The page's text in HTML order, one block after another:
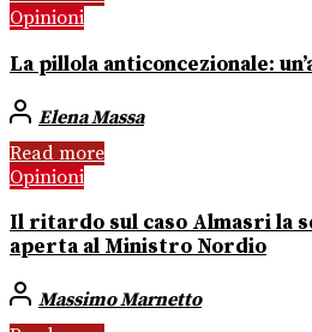
Opinioni
La pillola anticoncezionale:
Elena Massa
Read more
Opinioni
Il ritardo sul caso Almasri la
aperta al Ministro Nordio
Massimo Marnetto